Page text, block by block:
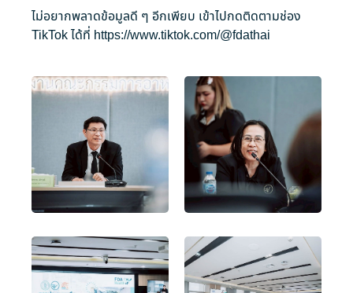
ไม่อยากพลาดข้อมูลดี ๆ อีกเพียบ เข้าไปกดติดตามช่อง
TikTok ได้ที่ https://www.tiktok.com/@fdathai